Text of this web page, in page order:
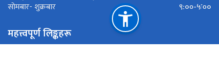
सोमबार- शुक्रबार ९:००-५ः००
महत्त्वपूर्ण लिङ्कहरू